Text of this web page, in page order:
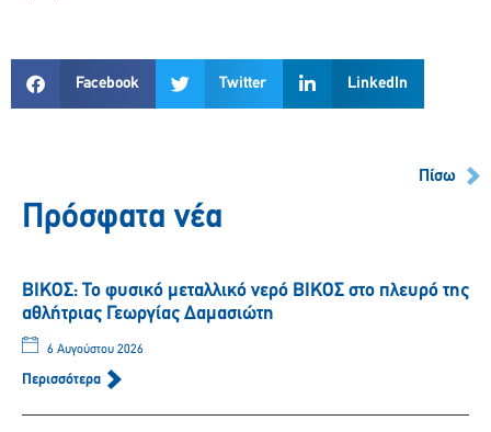
Facebook Twitter LinkedIn
Πίσω
Πρόσφατα νέα
ΒΙΚΟΣ: Το φυσικό μεταλλικό νερό ΒΙΚΟΣ στο πλευρό της
αθλήτριας Γεωργίας Δαμασιώτη
6 Αυγούστου 2026
Περισσότερα